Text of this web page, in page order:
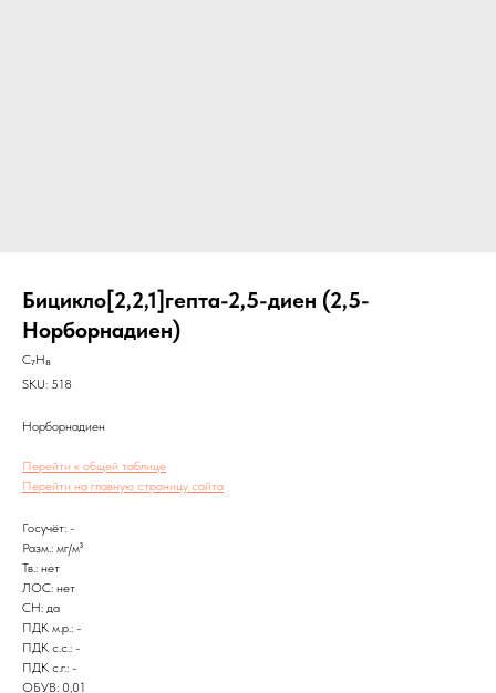
Бицикло[2,2,1]гепта-2,5-диен (2,5-
Норборнадиен)
C₇H₈
SKU: 518
Норборнадиен
Перейти к общей таблице
Перейти на главную страницу сайта
Госучёт: -
Разм.: мг/м³
Тв.: нет
ЛОС: нет
CH: да
ПДК м.р.: -
ПДК с.с.: -
ПДК с.г.: -
ОБУВ: 0,01